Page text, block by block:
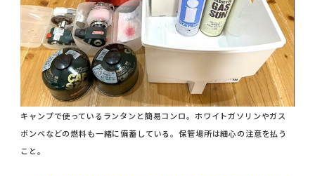
キャンプで使っているランタンと簡易コンロ。ホワイトガソリンやガス
ボンベなどの燃料も一緒に備蓄している。保管場所は細心の注意を払う
こと。